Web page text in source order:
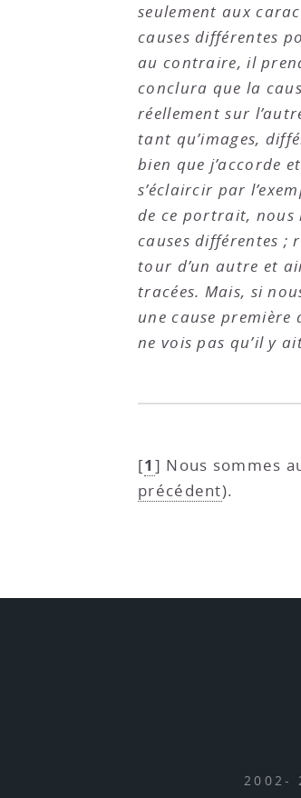
seulement aux
causes différentes
au contraire, il
conclura que la
réellement sur
tant qu’images,
bien que j’accorde
s’éclaircir par
de ce portrait, nous
causes différentes ;
tour d’un autre et
tracées. Mais, si
une cause
ne vois pas qu’il y
[1 ] Nous sommes
précédent).
2002-